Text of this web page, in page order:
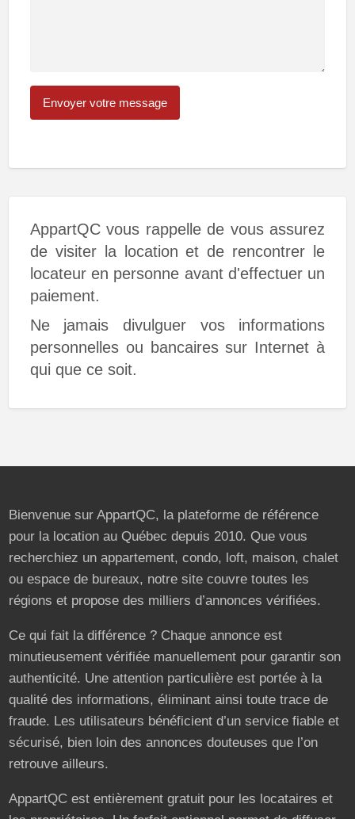
AppartQC vous rappelle de vous assurez
de visiter la location et de rencontrer le
locateur en personne avant d'effectuer un
paiement.
Ne jamais divulguer vos informations
personnelles ou bancaires sur Internet à
qui que ce soit.
Bienvenue sur AppartQC, la plateforme de référence
pour la location au Québec depuis 2010. Que vous
recherchiez un appartement, condo, loft, maison, chalet
ou espace de bureaux, notre site couvre toutes les
régions et propose des milliers d’annonces vérifiées.
Ce qui fait la différence ? Chaque annonce est
minutieusement vérifiée manuellement pour garantir son
authenticité. Une attention particulière est portée à la
qualité des informations, éliminant ainsi toute trace de
fraude. Les utilisateurs bénéficient d’un service fiable et
sécurisé, bien loin des annonces douteuses que l’on
retrouve ailleurs.
AppartQC est entièrement gratuit pour les locataires et